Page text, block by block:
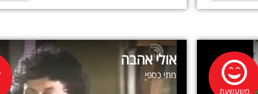
משעשעת
אולי אהבה
מתי כספי